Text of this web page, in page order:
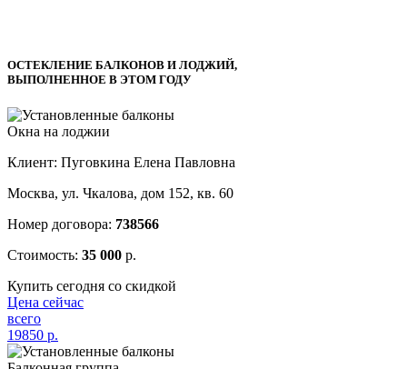
ОСТЕКЛЕНИЕ БАЛКОНОВ И ЛОДЖИЙ,
ВЫПОЛНЕННОЕ В ЭТОМ ГОДУ
Окна на лоджии
Клиент: Пуговкина Елена Павловна
Москва, ул. Чкалова, дом 152, кв. 60
Номер договора: 738566
Стоимость: 35 000 р.
Купить сегодня со скидкой
Цена сейчас
всего
19850 р.